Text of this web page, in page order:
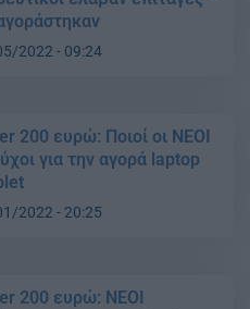
2022 - 09:24
200 ευρώ: Ποιοί οι ΝΕΟΙ
για την αγορά laptop
2022 - 20:25
200 ευρώ: ΝΕΟΙ